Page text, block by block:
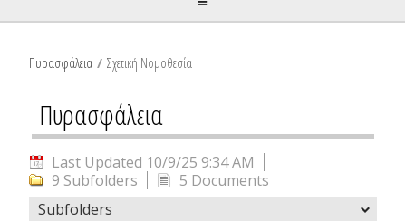
Πυρασφάλεια / Σχετική Νομοθεσία
Πυρασφάλεια
Last Updated 10/9/25 9:34 AM
9 Subfolders
5 Documents
Subfolders